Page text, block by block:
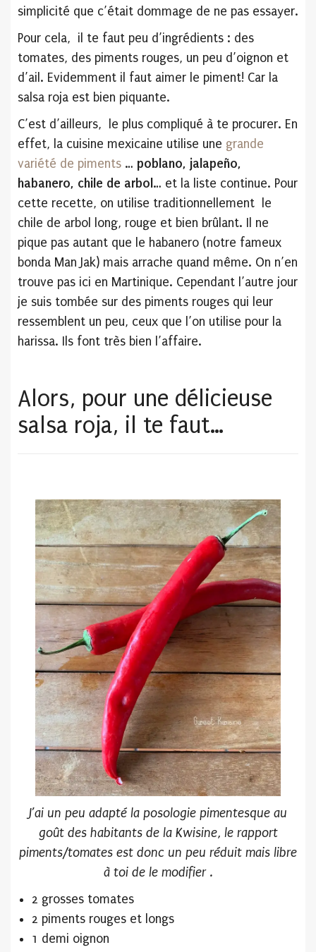
simplicité que c’était dommage de ne pas essayer.
Pour cela, il te faut peu d’ingrédients : des
tomates, des piments rouges, un peu d’oignon et
d’ail. Evidemment il faut aimer le piment! Car la
salsa roja est bien piquante.
C’est d’ailleurs, le plus compliqué à te procurer. En
effet, la cuisine mexicaine utilise une grande
variété de piments … poblano, jalapeño,
habanero, chile de arbol … et la liste continue. Pour
cette recette, on utilise traditionnellement le
chile de arbol long, rouge et bien brûlant. Il ne
pique pas autant que le habanero (notre fameux
bonda Man Jak) mais arrache quand même. On n’en
trouve pas ici en Martinique. Cependant l’autre jour
je suis tombée sur des piments rouges qui leur
ressemblent un peu, ceux que l’on utilise pour la
harissa. Ils font très bien l’affaire.
Alors, pour une délicieuse
salsa roja, il te faut…
J’ai un peu adapté la posologie pimentesque au
goût des habitants de la Kwisine, le rapport
piments/tomates est donc un peu réduit mais libre
à toi de le modifier .
2 grosses tomates
2 piments rouges et longs
1 demi oignon